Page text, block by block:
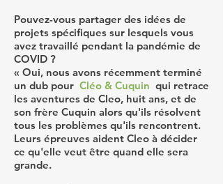
Pouvez-vous partager des idées de
projets spécifiques sur lesquels vous
avez travaillé pendant la pandémie de
COVID ?
« Oui, nous avons récemment terminé
un dub pour Cléo & Cuquin qui retrace
les aventures de Cleo, huit ans, et de
son frère Cuquin alors qu'ils résolvent
tous les problèmes qu'ils rencontrent.
Leurs épreuves aident Cleo à décider
ce qu'elle veut être quand elle sera
grande.